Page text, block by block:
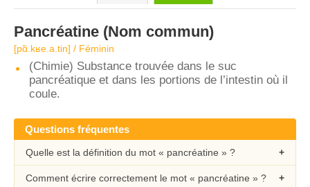
Pancréatine (Nom commun)
[pɑ̃.kʁe.a.tin] / Féminin
(Chimie) Substance trouvée dans le suc
pancréatique et dans les portions de l’intestin où il
coule.
Questions fréquentes
Quelle est la définition du mot « pancréatine » ?
Comment écrire correctement le mot « pancréatine » ?